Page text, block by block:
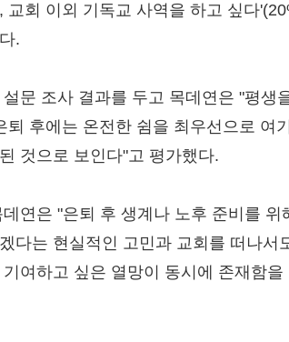
교회 이외 기독교 사역을 하고 싶다
.
설문 조사 결과를 두고 목데연은 "평생
퇴 후에는 온전한 쉼을 최우선으로 여
것으로 보인다"고 평가했다.
데연은 "은퇴 후 생계나 노후 준비를 위
다는 현실적인 고민과 교회를 떠나서
기여하고 싶은 열망이 동시에 존재함을